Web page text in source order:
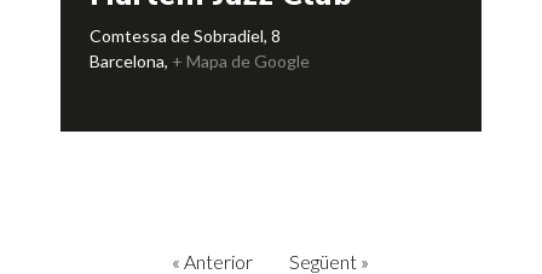
Comtessa de Sobradiel, 8
Barcelona, + Mapa de Google
« Anterior Següent »